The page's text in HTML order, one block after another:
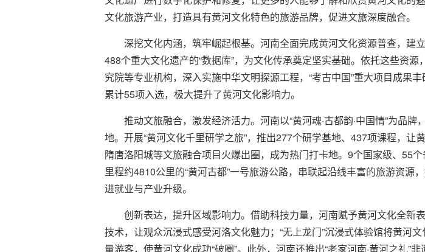
文化旅游产业，打造具有黄河文化特色的旅游品牌，促进文旅深度融合。
深挖文化内涵，筑牢崛起根基。河南全面完成黄河文化资源普查，建
488个重大文化遗产的“数据库”，为文化传承奠定坚实基础。依托这些资
究院等专业机构，深入实施中华文明探源工程，“考古中国”重大项目成果
累计55项入选，极大提升了黄河文化影响力。
推动文旅融合，激发经济活力。河南以“黄河魂·古都韵·中国情”为品
地。开展“黄河文化千里研学之旅”，推出277个研学基地、437项课程，让
隋唐洛阳城等文旅融合项目火爆出圈，成为热门打卡地。9个国家级、55
里程约4810公里的“黄河古都”一号旅游公路，串联起沿线丰富的旅游资源
进就业与产业升级。
创新表达，提升区域影响力。借助科技力量，河南赋予黄河文化全
技术，让观众沉浸式感受河洛文化魅力；“无上龙门”沉浸式体验馆将黄河
量游客，使黄河文化成功“破圈”。此外，河南还推出“老家河南·黄河之礼